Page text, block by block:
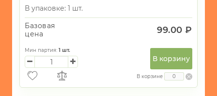
В упаковке: 1 шт.
Базовая
цена
99.00 ₽
Мин партия: 1 шт.
В корзину
В корзине